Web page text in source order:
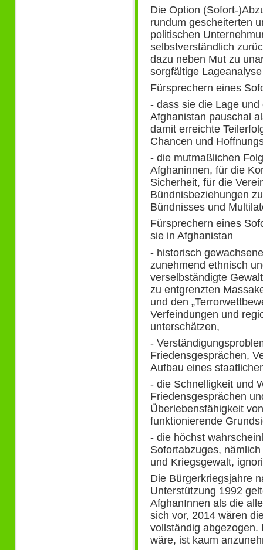
Die Option (Sofort-
rundum gescheiterten
politischen
selbstverständlich
dazu neben Mut zu
sorgfältige
Fürsprechern eines
- dass sie die Lage
Afghanistan pauschal
damit erreichte
Chancen und
- die mutmaßlichen
Afghaninnen, für die
Sicherheit, für die
Bündnisbeziehungen
Bündnisses und
Fürsprechern eines
sie in Afghanistan
- historisch
zunehmend ethnisch
verselbständigte
zu entgrenzten
und den
Verfeindungen und
unterschätzen,
-
Friedensgesprächen,
Aufbau eines
- die Schnelligkeit und
Friedensgesprächen
Überlebensfähigkeit
funktionierende
- die höchst
Sofortabzuges,
und Kriegsgewalt,
Die Bürgerkriegsjahre
Unterstützung 1992
AfghanInnen als die
sich vor, 2014 wären
vollständig abgezogen.
wäre, ist kaum